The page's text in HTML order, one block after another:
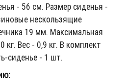
- 56 см. Размер сиденья -
нескользящие
19 мм. Максимальная
кг. Вес - 0,9 кг. В комплект
сиденье - 1 шт.